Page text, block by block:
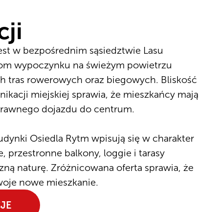
w bezpośrednim sąsiedztwie Lasu
wypoczynku na świeżym powietrzu
tras rowerowych oraz biegowych. Bliskość
miejskiej sprawia, że mieszkańcy mają
dojazdu do centrum.
Osiedla Rytm wpisują się w charakter
przestronne balkony, loggie i tarasy
naturę. Zróżnicowana oferta sprawia, że
nowe mieszkanie.